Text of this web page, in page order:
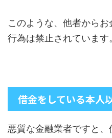
このような、他者から
行為は禁止されています
借金をしている本人
悪質な金融業者ですと